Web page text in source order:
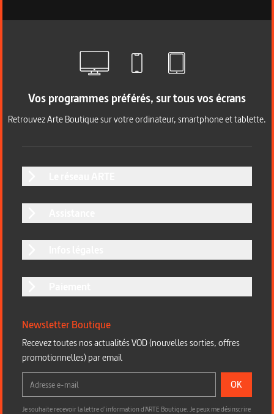
Vos programmes préférés, sur tous vos écrans
Retrouvez Arte Boutique sur votre ordinateur, smartphone et tablette.
Newsletter Boutique
Recevez toutes nos actualités VOD (nouvelles sorties, offres
promotionnelles) par email
OK
Je souhaite recevoir la lettre d’information d'ARTE Boutique. Je peux me désinscrire